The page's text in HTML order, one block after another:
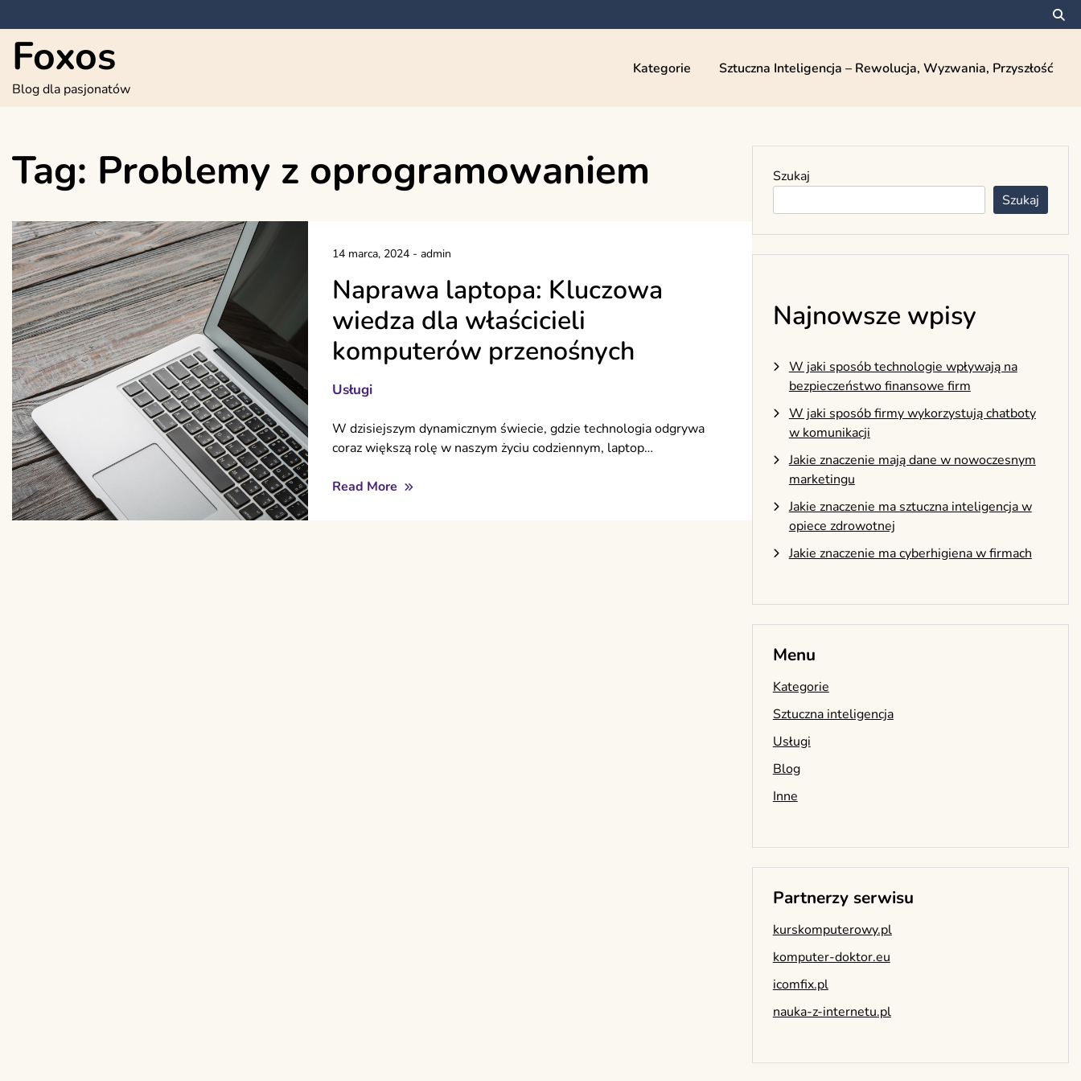
to
content
Foxos
Blog dla pasjonatów
Kategorie Sztuczna Inteligencja – Rewolucja, Wyzwania, Przyszłość
Tag: Problemy z oprogramowaniem
14 marca, 2024- admin
Naprawa laptopa: Kluczowa
wiedza dla właścicieli
komputerów przenośnych
Usługi
W dzisiejszym dynamicznym świecie, gdzie technologia odgrywa
coraz większą rolę w naszym życiu codziennym, laptop…
Read More
Szukaj
Szukaj
Najnowsze wpisy
W jaki sposób technologie wpływają na
bezpieczeństwo finansowe firm
W jaki sposób firmy wykorzystują chatboty
w komunikacji
Jakie znaczenie mają dane w nowoczesnym
marketingu
Jakie znaczenie ma sztuczna inteligencja w
opiece zdrowotnej
Jakie znaczenie ma cyberhigiena w firmach
Menu
Kategorie
Sztuczna inteligencja
Usługi
Blog
Inne
Partnerzy serwisu
kurskomputerowy.pl
komputer-doktor.eu
icomfix.pl
nauka-z-internetu.pl